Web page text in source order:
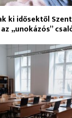
ki idősektől
„unokázós”